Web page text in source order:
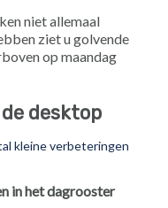
niet allemaal
ziet u golvende
op maandag
desktop
kleine verbeteringen
in het dagrooster